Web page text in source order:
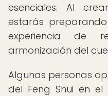
esenciales. Al
estarás
experiencia de
armonización del
Algunas personas
del Feng Shui en